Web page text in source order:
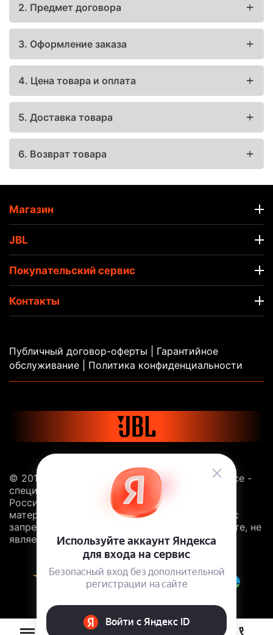
2. Предмет договора
3. Оформление заказа
4. Цена товара и оплата
5. Доставка товара
6. Возврат товара
Магазин
JBL
Покупательский сервис
Контакты
Публичный договор-оферты
Гарантийное
обслуживание |
Политика конфиденциальности
© 2013 - 2026 Sound Balance. JBL.Sound-Balance -
специализированный интернет-магазин JBL в
России. Все права защищены. Копирование
материалов с сайта без ссылки на этот ресурс
запрещено. Информация, размещённая на сайте, не
является публичной офертой.